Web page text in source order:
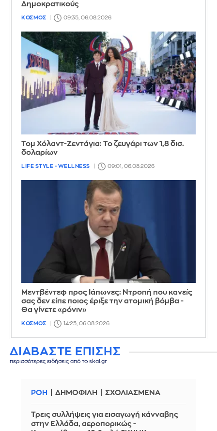
Δημοκρατικούς
ΚΟΣΜΟΣ 09:35, 06.08.2026
Τομ Χόλαντ-Ζεντάγια: Το ζευγάρι των 1,8 δισ.
δολαρίων
LIFE STYLE - WELLNESS 09:01, 06.08.2026
Μεντβέντεφ προς Ιάπωνες: Ντροπή που κανείς
σας δεν είπε ποιος έριξε την ατομική βόμβα -
Θα γίνετε «ρόνιν»
ΚΟΣΜΟΣ 14:25, 06.08.2026
ΔΙΑΒΑΣΤΕ ΕΠΙΣΗΣ
περισσότερες ειδήσεις από το skai.gr
ΡΟΗ ΔΗΜΟΦΙΛΗ ΣΧΟΛΙΑΣΜΕΝΑ
Τρεις συλλήψεις για εισαγωγή κάνναβης
στην Ελλάδα, αεροπορικώς -